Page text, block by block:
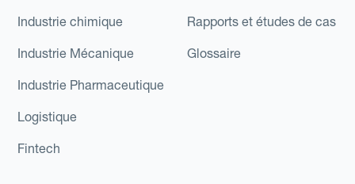
Industrie chimique
Industrie Mécanique
Industrie Pharmaceutique
Logistique
Fintech
Rapports et études de cas
Glossaire